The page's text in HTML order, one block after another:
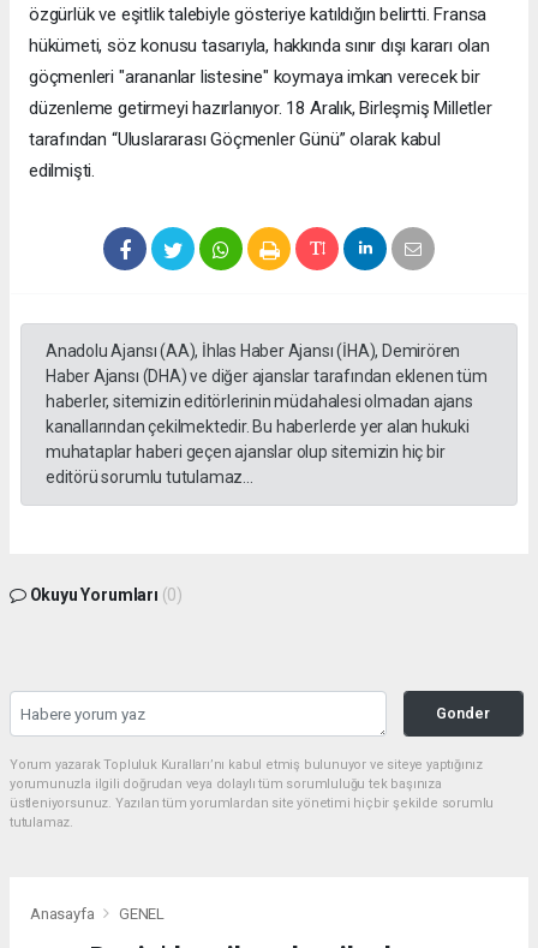
özgürlük ve eşitlik talebiyle gösteriye katıldığın belirtti. Fransa
hükümeti, söz konusu tasarıyla, hakkında sınır dışı kararı olan
göçmenleri "arananlar listesine" koymaya imkan verecek bir
düzenleme getirmeyi hazırlanıyor. 18 Aralık, Birleşmiş Milletler
tarafından “Uluslararası Göçmenler Günü” olarak kabul
edilmişti.
Anadolu Ajansı (AA), İhlas Haber Ajansı (İHA), Demirören
Haber Ajansı (DHA) ve diğer ajanslar tarafından eklenen tüm
haberler, sitemizin editörlerinin müdahalesi olmadan ajans
kanallarından çekilmektedir. Bu haberlerde yer alan hukuki
muhataplar haberi geçen ajanslar olup sitemizin hiç bir
editörü sorumlu tutulamaz...
Okuyu Yorumları (0)
Gonder
Yorum yazarak Topluluk Kuralları’nı kabul etmiş bulunuyor ve siteye yaptığınız
yorumunuzla ilgili doğrudan veya dolaylı tüm sorumluluğu tek başınıza
üstleniyorsunuz. Yazılan tüm yorumlardan site yönetimi hiçbir şekilde sorumlu
tutulamaz.
Anasayfa GENEL